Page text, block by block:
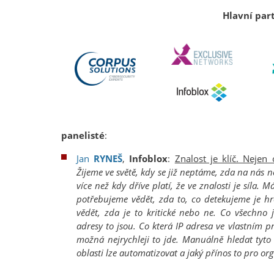
Hlavní
panelisté:
Jan RYNEŠ, Infoblox: Znalost je klíč. Nejen
Žijeme ve světě, kdy se již neptáme, zda na nás
více než kdy dříve platí, že ve znalosti je síla.
potřebujeme vědět, zda to, co detekujeme je
vědět, zda je to kritické nebo ne. Co
adresy to jsou. Co která IP adresa ve vlastním
možná nejrychleji to jde. Manuálně hledat
oblasti lze automatizovat a jaký přínos to pro